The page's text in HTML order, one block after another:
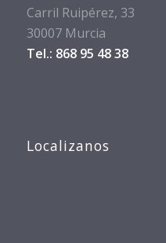
Carril Ruipérez, 33
30007 Murcia
Tel.: 868 95 48 38
Localizanos